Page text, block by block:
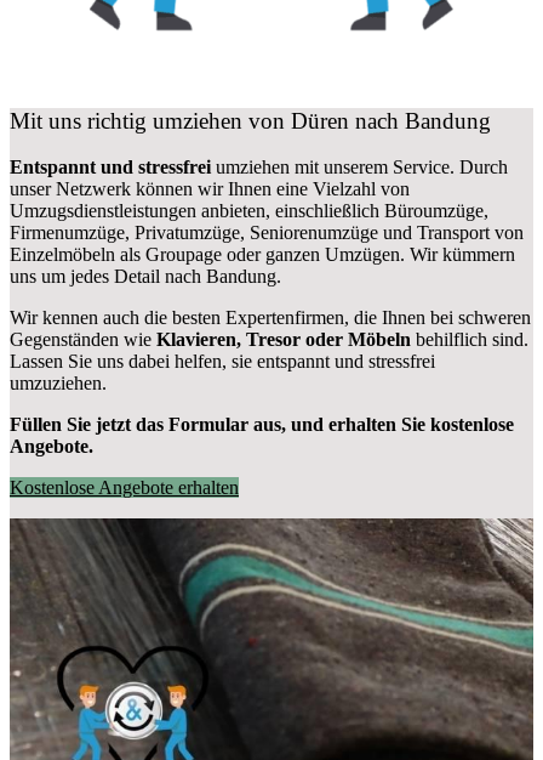
Mit uns richtig umziehen von Düren nach Bandung
Entspannt und stressfrei umziehen mit unserem Service. Durch
unser Netzwerk können wir Ihnen eine Vielzahl von
Umzugsdienstleistungen anbieten, einschließlich Büroumzüge,
Firmenumzüge, Privatumzüge, Seniorenumzüge und Transport von
Einzelmöbeln als Groupage oder ganzen Umzügen. Wir kümmern
uns um jedes Detail nach Bandung.
Wir kennen auch die besten Expertenfirmen, die Ihnen bei schweren
Gegenständen wie Klavieren, Tresor oder Möbeln behilflich sind.
Lassen Sie uns dabei helfen, sie entspannt und stressfrei
umzuziehen.
Füllen Sie jetzt das Formular aus, und erhalten Sie kostenlose
Angebote.
Kostenlose Angebote erhalten